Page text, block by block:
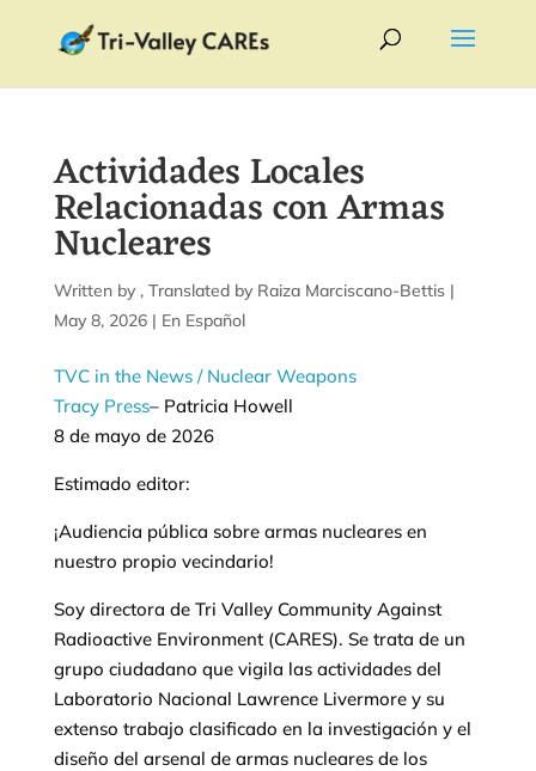
Actividades Locales
Relacionadas con Armas
Nucleares
by
|
May 8, 2026| En Español
TVC in the News / Nuclear Weapons
Tracy Press– Patricia Howell
8 de mayo de 2026
Estimado editor:
¡Audiencia pública sobre armas nucleares en
nuestro propio vecindario!
Soy directora de Tri Valley Community Against
Radioactive Environment (CARES). Se trata de un
grupo ciudadano que vigila las actividades del
Laboratorio Nacional Lawrence Livermore y su
extenso trabajo clasificado en la investigación y el
diseño del arsenal de armas nucleares de los